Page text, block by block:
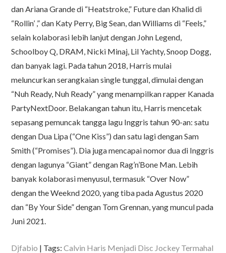
dan Ariana Grande di “Heatstroke,” Future dan Khalid di
“Rollin’ ,” dan Katy Perry, Big Sean, dan Williams di “Feels,”
selain kolaborasi lebih lanjut dengan John Legend,
Schoolboy Q, DRAM, Nicki Minaj, Lil Yachty, Snoop Dogg,
dan banyak lagi. Pada tahun 2018, Harris mulai
meluncurkan serangkaian single tunggal, dimulai dengan
“Nuh Ready, Nuh Ready” yang menampilkan rapper Kanada
PartyNextDoor. Belakangan tahun itu, Harris mencetak
sepasang pemuncak tangga lagu Inggris tahun 90-an: satu
dengan Dua Lipa (“One Kiss”) dan satu lagi dengan Sam
Smith (“Promises”). Dia juga mencapai nomor dua di Inggris
dengan lagunya “Giant” dengan Rag’n’Bone Man. Lebih
banyak kolaborasi menyusul, termasuk “Over Now”
dengan the Weeknd 2020, yang tiba pada Agustus 2020
dan “By Your Side” dengan Tom Grennan, yang muncul pada
Juni 2021.
Djfabio Tags:Calvin Haris Menjadi Disc Jockey Termahal